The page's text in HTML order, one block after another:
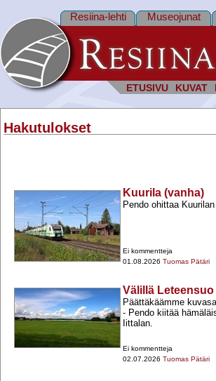
ETUSIVU KUVAT
Resiina-lehti Museojunat
Hakutulokset
Kuurila (vanha)
Pendo ohittaa
Ei kommentteja
01.08.2026 Tuomas Pätäri
Välillä
Päättäkäämme
-​ Pendo kiitää
Iittalan.
Ei kommentteja
02.07.2026 Tuomas Pätäri